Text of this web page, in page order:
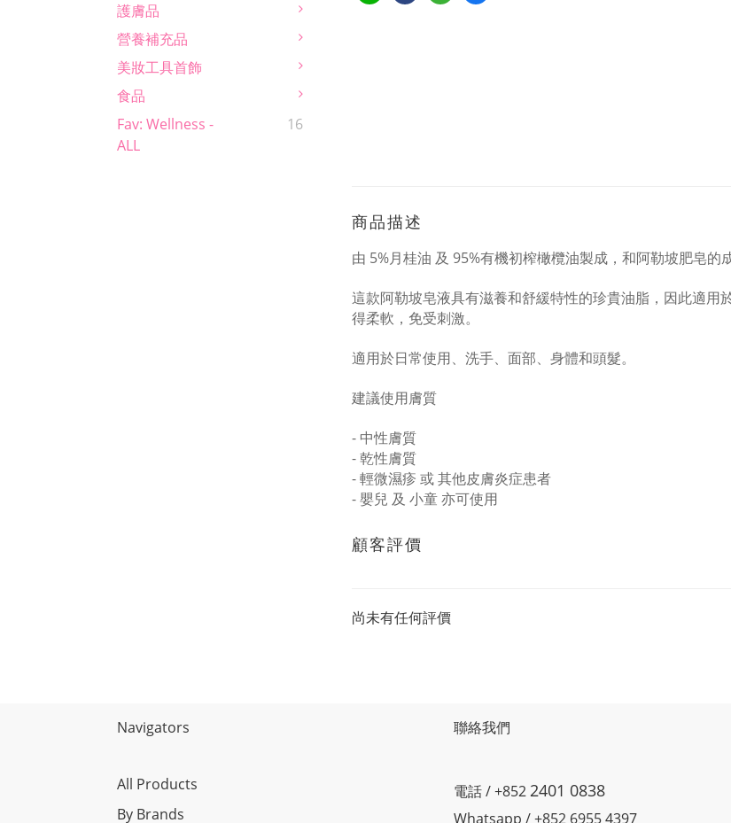
護膚品
營養補充品
美妝工具首飾
食品
Fav: Wellness -
ALL
16
商品描述
由 5%月桂油 及 95%有機初榨橄欖油製成，和阿勒坡肥皂的
這款阿勒坡皂液具有滋養和舒緩特性的珍貴油脂，因此適
得柔軟，免受刺激。
適用於日常使用、洗手、面部、身體和頭髮。
建議使用膚質
- 中性膚質
-乾性膚質
-輕微濕疹 或其他皮膚炎症患者
-嬰兒 及 小童亦可使用
顧客評價
尚未有任何評價
Navigators 聯絡我們
All Products
By Brands
電話 / +8522401 0838
Whatsapp / +852 6955 4397